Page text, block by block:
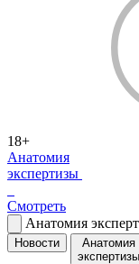
18+
Анатомия
экспертизы
Смотреть
Анатомия
Новости
Анатомия
экспертизы